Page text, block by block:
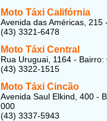
Moto Táxi Califórnia
Avenida das Américas,
(43) 3321-6478
Moto Táxi Central
Rua Uruguai, 1164 -
(43) 3322-1515
Moto Táxi Cincão
Avenida Saul Elkind, 400 -
000
(43) 3337-5943